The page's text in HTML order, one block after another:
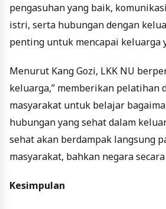
pengasuhan yang baik,
istri, serta hubungan dengan
penting untuk mencapai keluarga
Menurut Kang Gozi, LKK NU
keluarga,” memberikan pelatihan
masyarakat untuk belajar
hubungan yang sehat dalam
sehat akan berdampak langsung
masyarakat, bahkan negara
Kesimpulan